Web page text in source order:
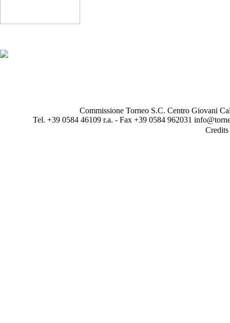
Commissione Torneo S.C. Centro Giovani
Tel. +39 0584 46109 r.a. - Fax +39 0584 962031
Credits